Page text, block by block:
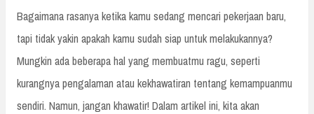
Bagaimana rasanya ketika kamu sedang mencari pekerjaan baru,
tapi tidak yakin apakah kamu sudah siap untuk melakukannya?
Mungkin ada beberapa hal yang membuatmu ragu, seperti
kurangnya pengalaman atau kekhawatiran tentang kemampuanmu
sendiri. Namun, jangan khawatir! Dalam artikel ini, kita akan